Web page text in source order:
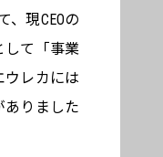
現CEOの
して「事業
ウレカには
ありました